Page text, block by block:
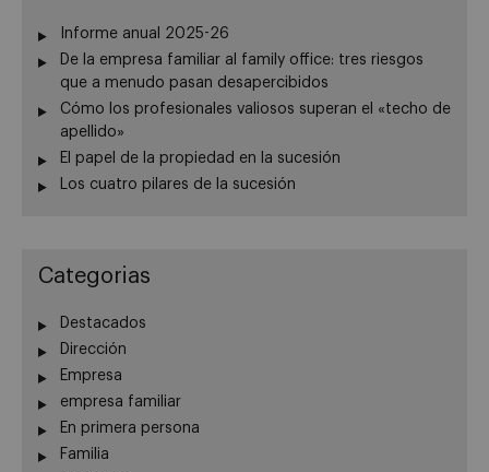
Informe anual 2025-26
De la empresa familiar al family office: tres riesgos
que a menudo pasan desapercibidos
Cómo los profesionales valiosos superan el «techo de
apellido»
El papel de la propiedad en la sucesión
Los cuatro pilares de la sucesión
Categorias
Destacados
Dirección
Empresa
empresa familiar
En primera persona
Familia